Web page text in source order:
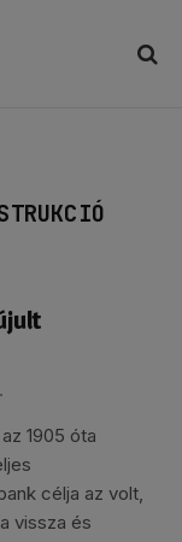
1905 óta
célja az volt,
vissza és